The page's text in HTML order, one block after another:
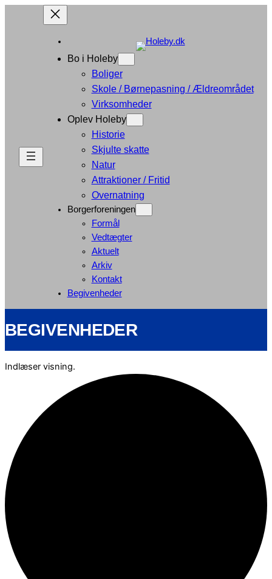
Bo i Holeby
Boliger
Skole / Børnepasning / Ældreområdet
Virksomheder
Oplev Holeby
Historie
Skjulte skatte
Natur
Attraktioner / Fritid
Overnatning
Borgerforeningen
Formål
Vedtægter
Aktuelt
Arkiv
Kontakt
Begivenheder
BEGIVENHEDER
Indlæser visning.